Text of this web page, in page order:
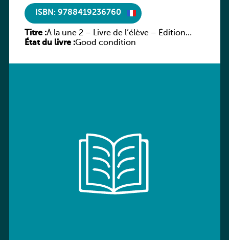
ISBN: 9788419236760
Titre :À la une 2 – Livre de l’élève – Édition
hybride
État du livre :Good condition